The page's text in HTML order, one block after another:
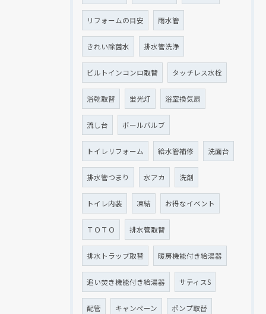
リフォームの目安 雨水管
きれい除菌水 排水管洗浄
ビルトインコンロ取替 タッチレス水栓
浴乾取替 蛍光灯 浴室換気扇
流し台 ボールバルブ
トイレリフォーム 給水管補修 洗面台
排水管つまり 水アカ 洗剤
トイレ内装 凍結 お得なイベント
ＴＯＴＯ 排水管取替
排水トラップ取替 暖房機能付き給湯器
追い焚き機能付き給湯器 サティスS
配管 キャンペーン ポンプ取替